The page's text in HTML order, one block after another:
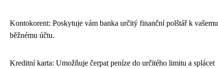
Kontokorent: Poskytuje vám banka určitý finanční polštář k vašemu
běžnému účtu.
Kreditní karta: Umožňuje čerpat peníze do určitého limitu a splácet